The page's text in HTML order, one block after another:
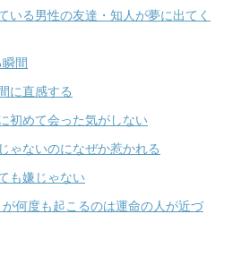
いる男性の友達・知人が夢に出てく
間
に直感する
初めて会った気がしない
ゃないのになぜか惹かれる
も嫌じゃない
何度も起こるのは運命の人が近づ